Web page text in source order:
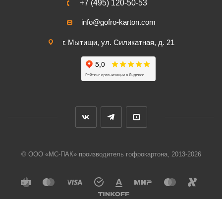
+7 (495) 120-50-53
info@gofro-karton.com
г. Мытищи, ул. Силикатная, д. 21
© ООО «МС-ПАК» производитель гофрокартона, 2013-2026